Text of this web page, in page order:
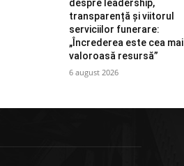
despre leadership,
transparență și viitorul
serviciilor funerare:
„Încrederea este cea mai
valoroasă resursă”
6 august 2026